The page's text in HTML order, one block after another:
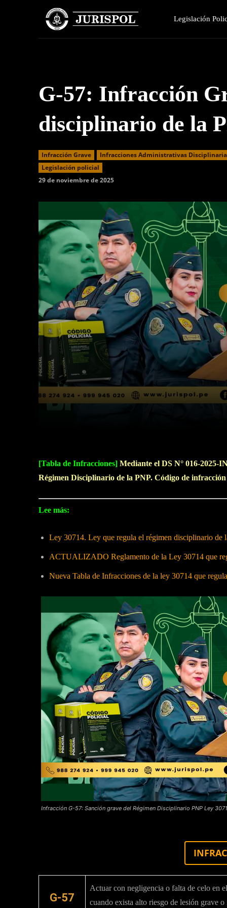
Legislación
G-57: Infracción
disciplinario de la
Infracción Grave
Infracciones Administrativas
Legislación policial
29 de noviembre de 2025
[Tabla de Infracciones] Mediante el DS N° 016-2025-
Régimen Disciplinario de la PNP. Código de
Lee más:
Ley 30714. Ley que regula el régimen disciplinario de
ACTUALIZADO Reglamento de la Ley 30714 que
Nueva Tabla de Infracciones de la ley 30714 que
Infracción G-57: Sanción grave del Régimen Disciplinario PNP Ley
G-57
Actuar con negligencia o falta de celo en
cuando exista alto riesgo de lesión grave o